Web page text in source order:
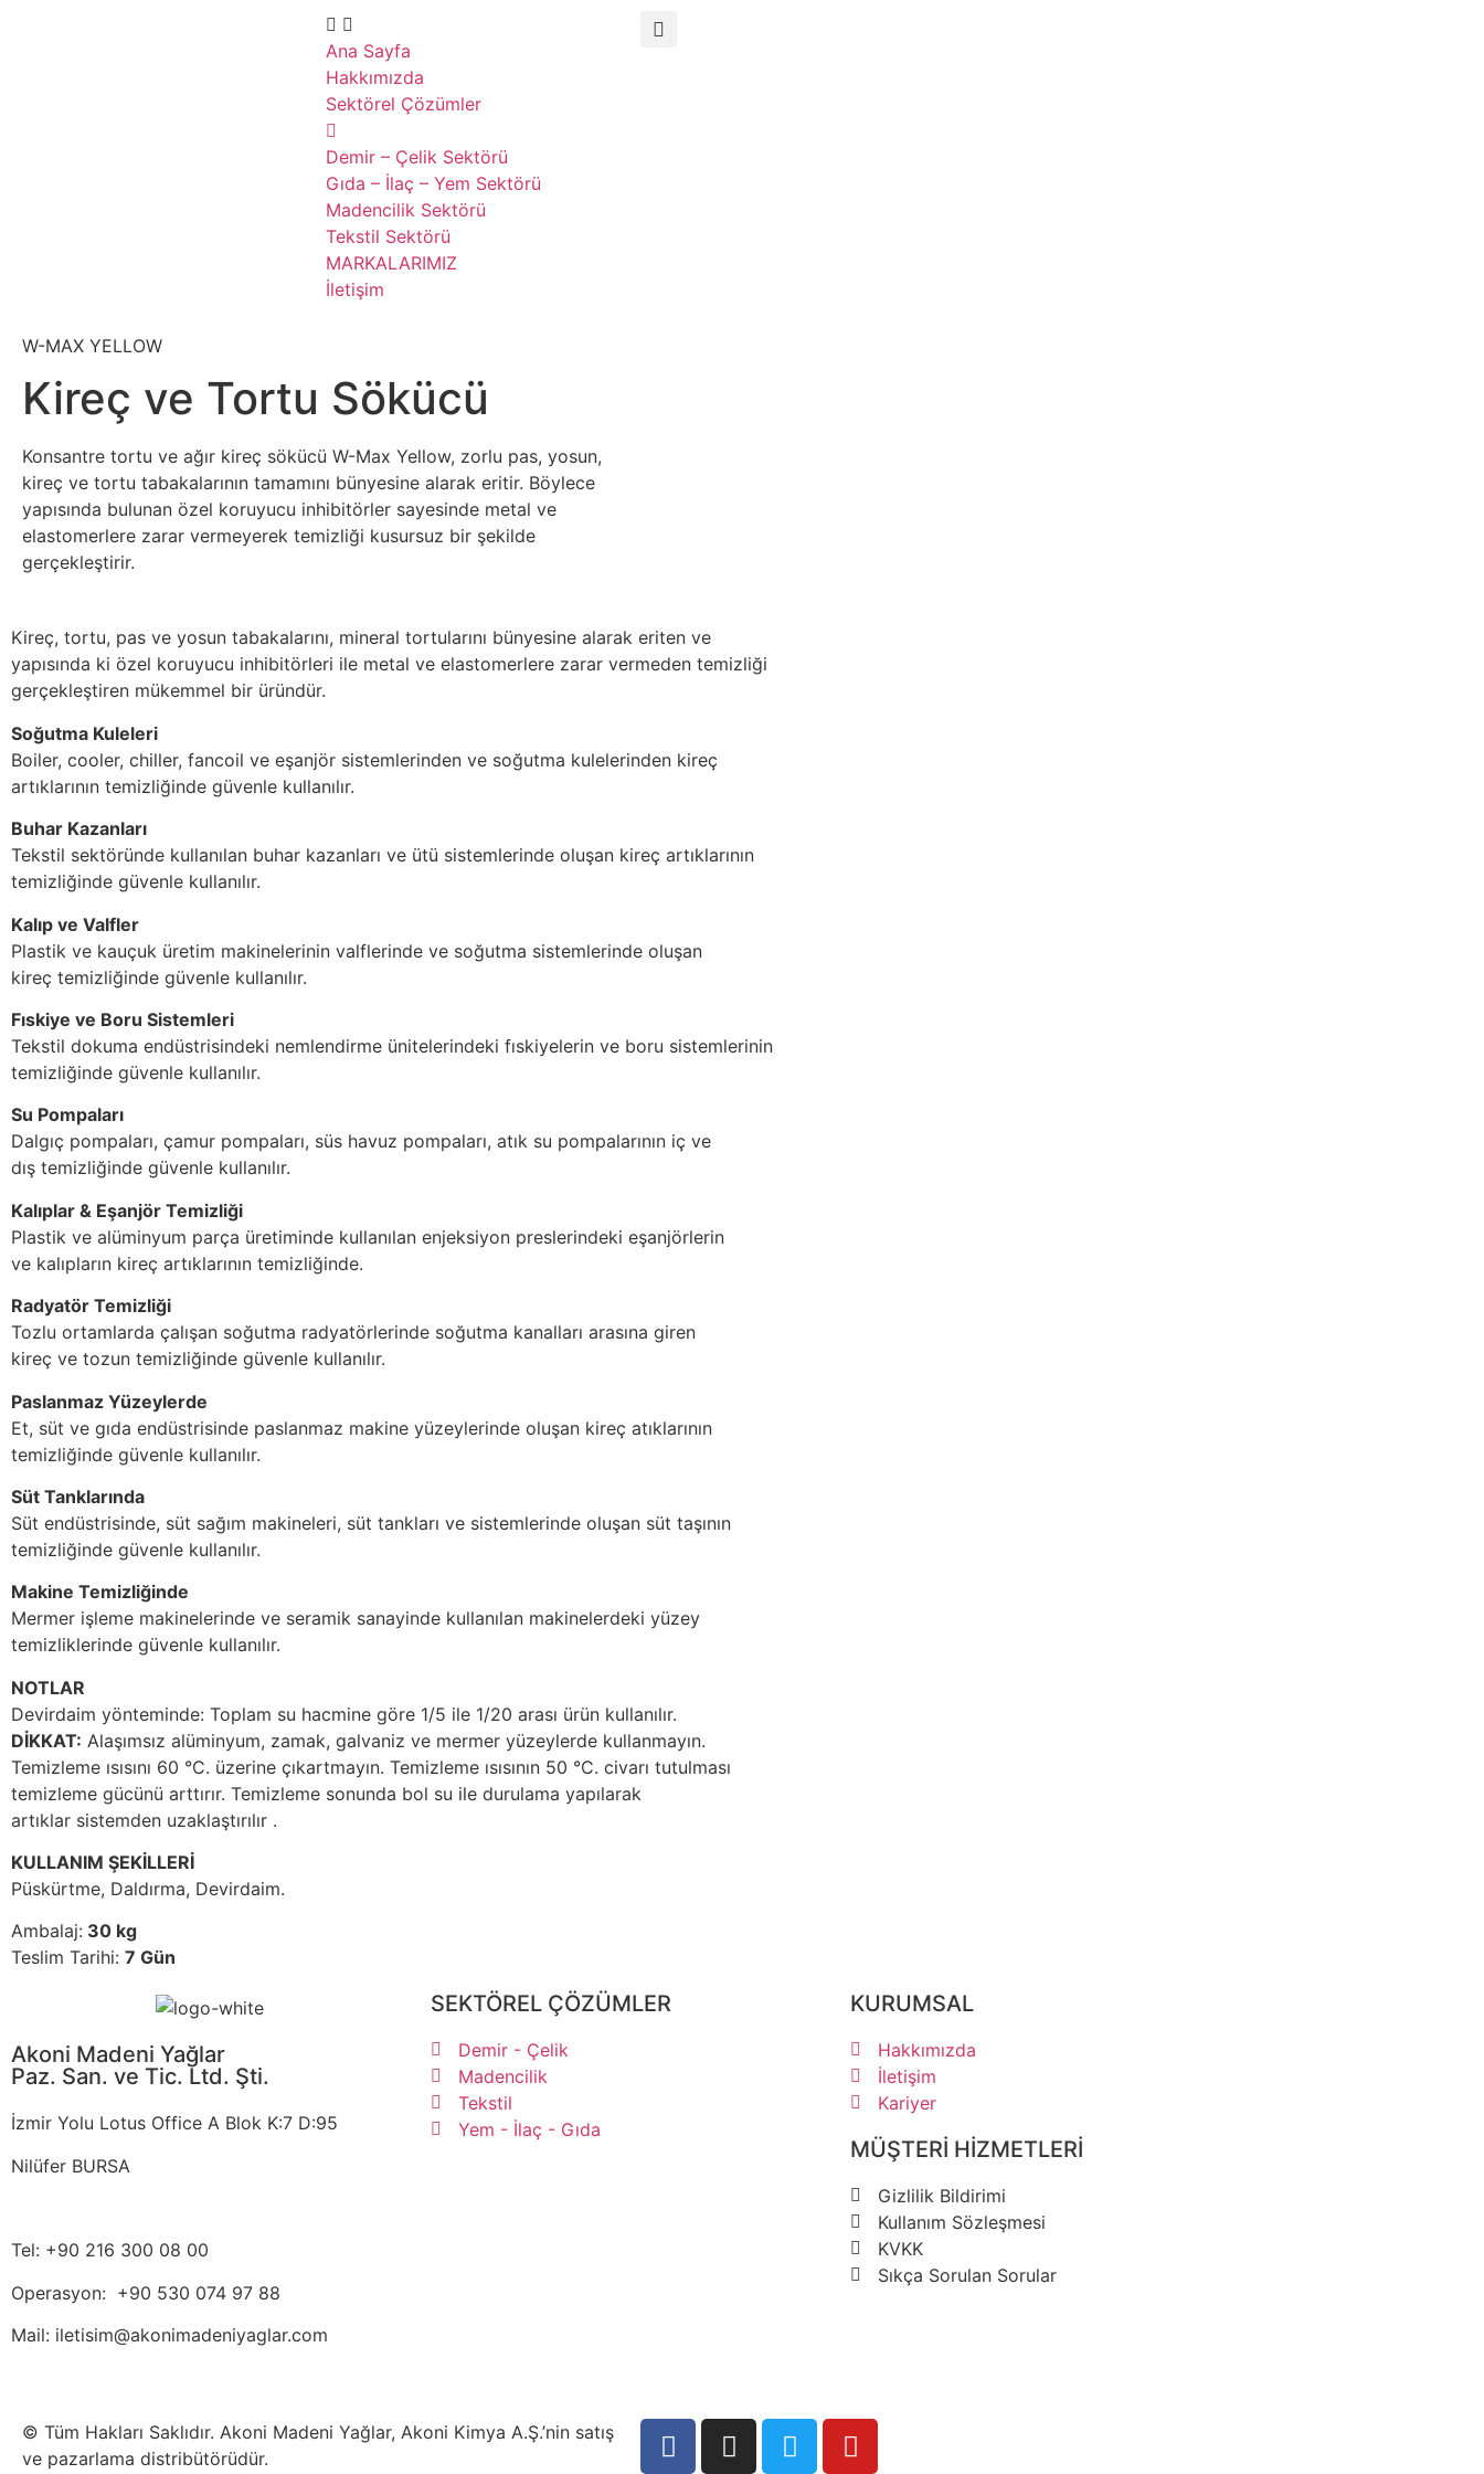
Ana Sayfa
Hakkımızda
Sektörel Çözümler
Demir – Çelik Sektörü
Gıda – İlaç – Yem Sektörü
Madencilik Sektörü
Tekstil Sektörü
MARKALARIMIZ
İletişim
W-MAX YELLOW
Kireç ve Tortu Sökücü
Konsantre tortu ve ağır kireç sökücü W-Max Yellow, zorlu pas, yosun,
kireç ve tortu tabakalarının tamamını bünyesine alarak eritir. Böylece
yapısında bulunan özel koruyucu inhibitörler sayesinde metal ve
elastomerlere zarar vermeyerek temizliği kusursuz bir şekilde
gerçekleştirir.
Kireç, tortu, pas ve yosun tabakalarını, mineral tortularını bünyesine alarak eriten ve
yapısında ki özel koruyucu inhibitörleri ile metal ve elastomerlere zarar vermeden temizliği
gerçekleştiren mükemmel bir üründür.
Soğutma Kuleleri
Boiler, cooler, chiller, fancoil ve eşanjör sistemlerinden ve soğutma kulelerinden kireç
artıklarının temizliğinde güvenle kullanılır.
Buhar Kazanları
Tekstil sektöründe kullanılan buhar kazanları ve ütü sistemlerinde oluşan kireç artıklarının
temizliğinde güvenle kullanılır.
Kalıp ve Valfler
Plastik ve kauçuk üretim makinelerinin valflerinde ve soğutma sistemlerinde oluşan
kireç temizliğinde güvenle kullanılır.
Fıskiye ve Boru Sistemleri
Tekstil dokuma endüstrisindeki nemlendirme ünitelerindeki fıskiyelerin ve boru sistemlerinin
temizliğinde güvenle kullanılır.
Su Pompaları
Dalgıç pompaları, çamur pompaları, süs havuz pompaları, atık su pompalarının iç ve
dış temizliğinde güvenle kullanılır.
Kalıplar & Eşanjör Temizliği
Plastik ve alüminyum parça üretiminde kullanılan enjeksiyon preslerindeki eşanjörlerin
ve kalıpların kireç artıklarının temizliğinde.
Radyatör Temizliği
Tozlu ortamlarda çalışan soğutma radyatörlerinde soğutma kanalları arasına giren
kireç ve tozun temizliğinde güvenle kullanılır.
Paslanmaz Yüzeylerde
Et, süt ve gıda endüstrisinde paslanmaz makine yüzeylerinde oluşan kireç atıklarının
temizliğinde güvenle kullanılır.
Süt Tanklarında
Süt endüstrisinde, süt sağım makineleri, süt tankları ve sistemlerinde oluşan süt taşının
temizliğinde güvenle kullanılır.
Makine Temizliğinde
Mermer işleme makinelerinde ve seramik sanayinde kullanılan makinelerdeki yüzey
temizliklerinde güvenle kullanılır.
NOTLAR
Devirdaim yönteminde: Toplam su hacmine göre 1/5 ile 1/20 arası ürün kullanılır.
DİKKAT: Alaşımsız alüminyum, zamak, galvaniz ve mermer yüzeylerde kullanmayın.
Temizleme ısısını 60 °C. üzerine çıkartmayın. Temizleme ısısının 50 °C. civarı tutulması
temizleme gücünü arttırır. Temizleme sonunda bol su ile durulama yapılarak
artıklar sistemden uzaklaştırılır .
KULLANIM ŞEKİLLERİ
Püskürtme, Daldırma, Devirdaim.
Ambalaj: 30 kg
Teslim Tarihi: 7 Gün
Akoni Madeni Yağlar
Paz. San. ve Tic. Ltd. Şti.
İzmir Yolu Lotus Office A Blok K:7 D:95
Nilüfer BURSA
Tel: +90 216 300 08 00
Operasyon: +90 530 074 97 88
Mail: iletisim@akonimadeniyaglar.com
SEKTÖREL ÇÖZÜMLER
Demir - Çelik
Madencilik
Tekstil
Yem - İlaç - Gıda
KURUMSAL
Hakkımızda
İletişim
Kariyer
MÜŞTERİ HİZMETLERİ
Gizlilik Bildirimi
Kullanım Sözleşmesi
KVKK
Sıkça Sorulan Sorular
© Tüm Hakları Saklıdır. Akoni Madeni Yağlar, Akoni Kimya A.Ş.’nin satış
ve pazarlama distribütörüdür.